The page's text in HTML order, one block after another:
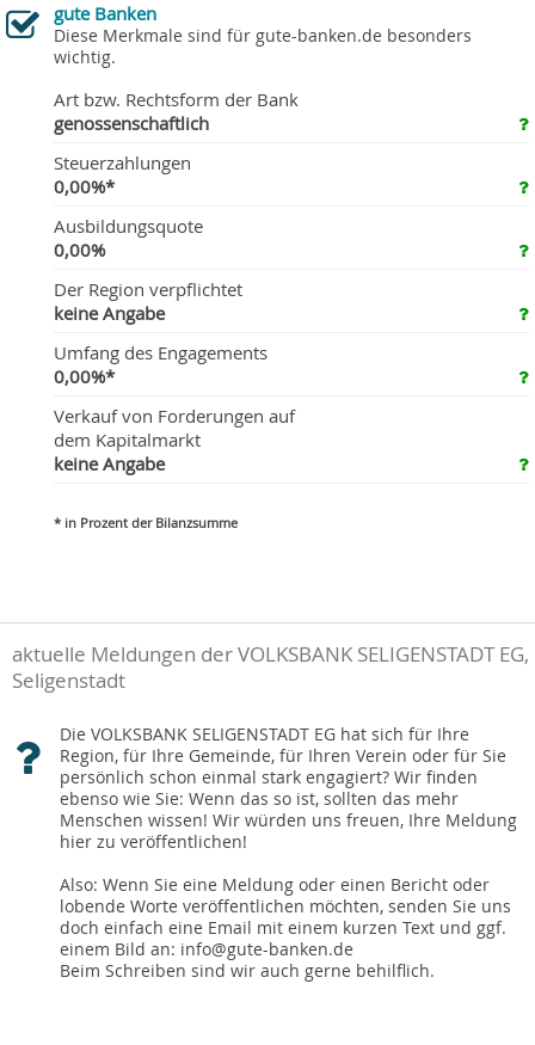
gute Banken
Diese Merkmale sind für gute-banken.de besonders
wichtig.
Art bzw. Rechtsform der Bank
genossenschaftlich
Steuerzahlungen
0,00%*
Ausbildungsquote
0,00%
Der Region verpflichtet
keine Angabe
Umfang des Engagements
0,00%*
Verkauf von Forderungen auf
dem Kapitalmarkt
keine Angabe
* in Prozent der Bilanzsumme
aktuelle Meldungen der VOLKSBANK SELIGENSTADT EG,
Seligenstadt
Die VOLKSBANK SELIGENSTADT EG hat sich für Ihre
Region, für Ihre Gemeinde, für Ihren Verein oder für Sie
persönlich schon einmal stark engagiert? Wir finden
ebenso wie Sie: Wenn das so ist, sollten das mehr
Menschen wissen! Wir würden uns freuen, Ihre Meldung
hier zu veröffentlichen!
Also: Wenn Sie eine Meldung oder einen Bericht oder
lobende Worte veröffentlichen möchten, senden Sie uns
doch einfach eine Email mit einem kurzen Text und ggf.
einem Bild an: info@gute-banken.de
Beim Schreiben sind wir auch gerne behilflich.